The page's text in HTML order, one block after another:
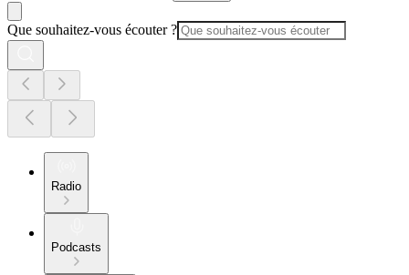
Que souhaitez-vous écouter ?
Radio
Podcasts